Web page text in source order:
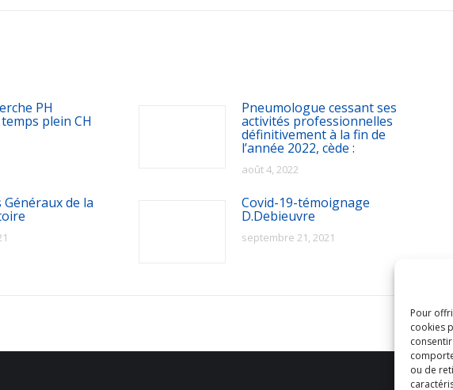
Pour
cookies
ou de
PH
plein CH
Pneumologue cessant ses
activités professionnelles
définitivement à la fin de
l’année 2022, cède :
août 4, 2022
de la Covid-19-témoignage
D.Debieuvre
septembre 21, 2021